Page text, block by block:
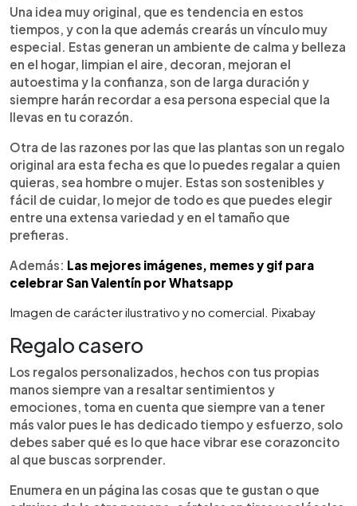
Una idea muy original, que es tendencia en estos
tiempos, y con la que además crearás un vínculo muy
especial. Estas generan un ambiente de calma y belleza
en el hogar, limpian el aire, decoran, mejoran el
autoestima y la confianza, son de larga duración y
siempre harán recordar a esa persona especial que la
llevas en tu corazón.
Otra de las razones por las que las plantas son un regalo
original ara esta fecha es que lo puedes regalar a quien
quieras, sea hombre o mujer. Estas son sostenibles y
fácil de cuidar, lo mejor de todo es que puedes elegir
entre una extensa variedad y en el tamaño que
prefieras.
Además: Las mejores imágenes, memes y gif para
celebrar San Valentín por Whatsapp
Imagen de carácter ilustrativo y no comercial. Pixabay
Regalo casero
Los regalos personalizados, hechos con tus propias
manos siempre van a resaltar sentimientos y
emociones, toma en cuenta que siempre van a tener
más valor pues le has dedicado tiempo y esfuerzo, solo
debes saber qué es lo que hace vibrar ese corazoncito
al que buscas sorprender.
Enumera en un página las cosas que te gustan o que